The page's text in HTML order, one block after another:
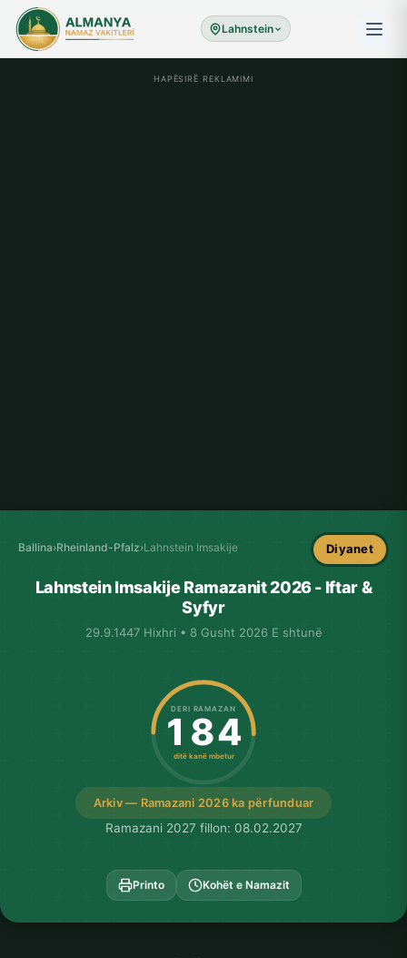
Lahnstein
HAPËSIRË REKLAMIMI
Ballina›Rheinland-Pfalz›Lahnstein Imsakije Diyanet
Lahnstein Imsakije Ramazanit 2026 - Iftar &
Syfyr
29.9.1447 Hixhri • 8 Gusht 2026 E shtunë
Arkiv — Ramazani 2026 ka përfunduar
DERI RAMAZAN
184
ditë kanë mbetur
Ramazani 2027 fillon: 08.02.2027
Printo Kohët e Namazit